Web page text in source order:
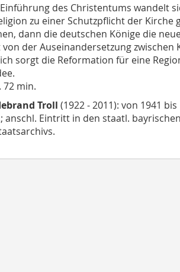
des Christentums wandelt
zu einer Schutzpflicht der
dann die deutschen Könige die
der Auseinandersetzung
sorgt die Reformation für eine
72 min.
Troll (1922 - 2011): von 1941
anschl. Eintritt in den staatl.